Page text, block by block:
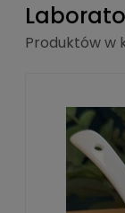
Produktów w